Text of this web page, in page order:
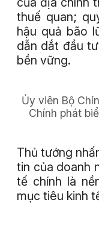
thuế quan;
hậu quả bão
dẫn dắt đầu
bền vững.
Ủy viên Bộ
Chính phát
Thủ tướng
tin của doanh
tế chính là
mục tiêu kinh